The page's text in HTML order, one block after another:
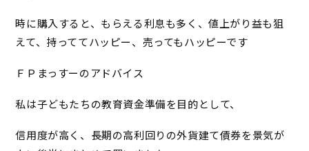
時に購入すると、もらえる利息も多く、値上がり益も狙
えて、持っててハッピー、売ってもハッピーです
ＦＰまっすーのアドバイス
私は子どもたちの教育資金準備を目的として、
信用度が高く、長期の高利回りの外貨建て債券を景気が